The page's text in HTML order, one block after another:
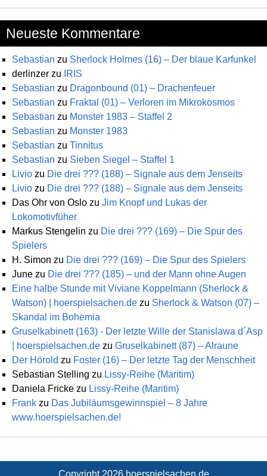
Neueste Kommentare
Sebastian zu Sherlock Holmes (16) – Der blaue Karfunkel
derlinzer zu
IRIS
Sebastian zu Dragonbound (01) – Drachenfeuer
Sebastian zu Fraktal (01) – Verloren im Mikrokosmos
Sebastian zu Monster 1983 – Staffel 2
Sebastian zu Monster 1983
Sebastian zu Tinnitus
Sebastian zu Sieben Siegel – Staffel 1
Livio zu Die drei ??? (188) – Signale aus dem Jenseits
Livio zu Die drei ??? (188) – Signale aus dem Jenseits
Das Ohr von Oslo zu Jim Knopf und Lukas der
Lokomotivfüher
Markus Stengelin zu Die drei ??? (169) – Die Spur des
Spielers
H. Simon zu Die drei ??? (169) – Die Spur des Spielers
June zu Die drei ??? (185) – und der Mann ohne Augen
Eine halbe Stunde mit Viviane Koppelmann (Sherlock &
Watson) | hoerspielsachen.de zu Sherlock & Watson (07) –
Skandal im Bohemia
Gruselkabinett (163) - Der letzte Wille der Stanislawa d´Asp
| hoerspielsachen.de zu Gruselkabinett (87) – Alraune
Der Hörold zu Foster (16) – Der letzte Tag der Menschheit
Sebastian Stelling zu Lissy-Reihe (Maritim)
Daniela Fricke zu Lissy-Reihe (Maritim)
Frank zu Das Jubiläumsgewinnspiel – 8 Jahre
www.hoerspielsachen.de!
Copyright 2026 hoerspielsachen.de